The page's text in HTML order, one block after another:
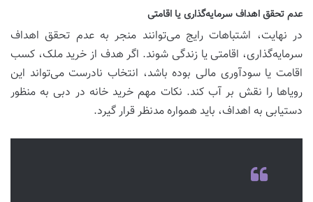
عدم تحقق اهداف سرمایه‌گذاری یا اقامتی
در نهایت، اشتباهات رایج می‌توانند منجر به عدم تحقق اهداف
سرمایه‌گذاری، اقامتی یا زندگی شوند. اگر هدف از خرید ملک، کسب
اقامت یا سودآوری مالی بوده باشد، انتخاب نادرست می‌تواند این
رویاها را نقش بر آب کند. نکات مهم خرید خانه در دبی به منظور
دستیابی به اهداف، باید همواره مدنظر قرار گیرد.